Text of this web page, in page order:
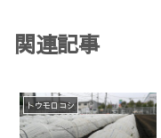
関連記事
トウモロコシ